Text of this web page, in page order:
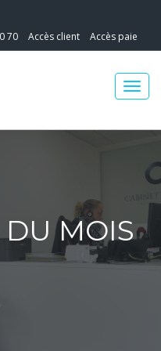
70 Accès client Accès paie
MOIS